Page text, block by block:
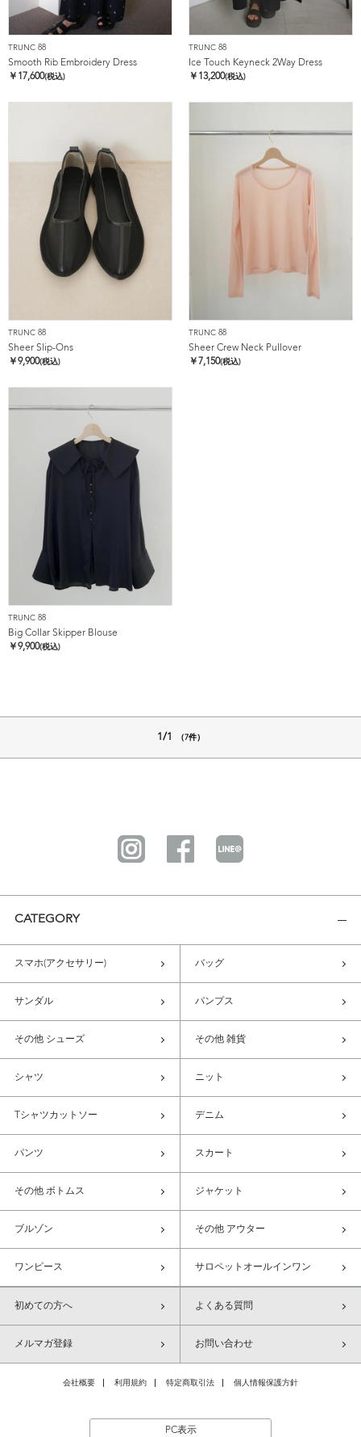
TRUNC 88
Smooth Rib Embroidery Dress
￥ 17,600(税込)
TRUNC 88
Ice Touch Keyneck 2Way Dress
￥ 13,200(税込)
TRUNC 88
Sheer Slip-Ons
￥9,900(税込)
TRUNC 88
Sheer Crew Neck Pullover
￥ 7,150(税込)
TRUNC 88
Big Collar Skipper Blouse
￥9,900(税込)
1/1 （7件）
CATEGORY
スマホ(アクセサリー) バッグ
サンダル パンプス
その他 シューズ その他 雑貨
シャツ ニット
Tシャツカットソー デニム
パンツ スカート
その他 ボトムス ジャケット
ブルゾン その他 アウター
ワンピース サロペットオールインワン
初めての方へ よくある質問
メルマガ登録 お問い合わせ
会社概要 利用規約 特定商取引法 個人情報保護方針
PC表示